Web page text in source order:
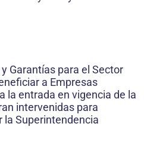
Garantías para el Sector
a Empresas
la entrada en vigencia de la
intervenidas para
la Superintendencia